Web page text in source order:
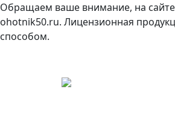
Обращаем ваше внимание, на
ohotnik50.ru. Лицензионная
способом.